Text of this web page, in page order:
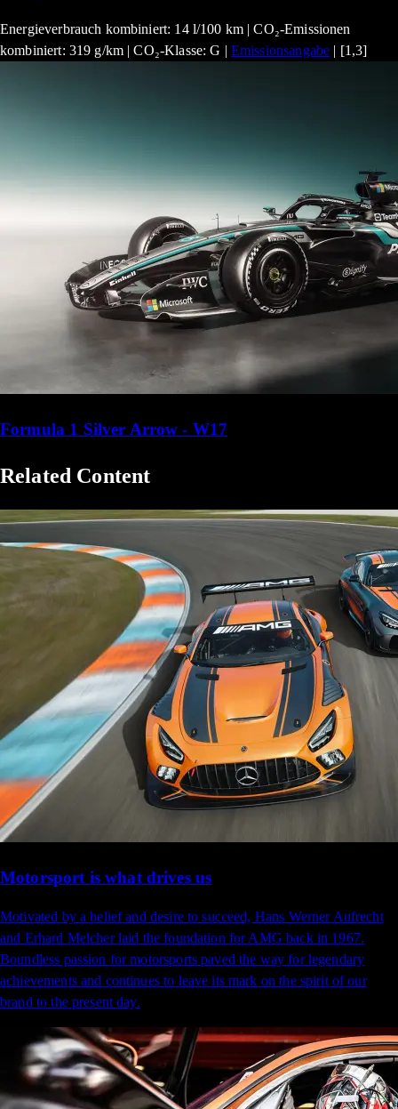
Energieverbrauch kombiniert: 14 l/100 km | CO₂-Emissionen
kombiniert: 319 g/km | CO₂-Klasse: G | Emissionsangabe | [1,3]
Formula 1 Silver Arrow - W17
Related Content
Motorsport is what drives us
Motivated by a belief and desire to succeed, Hans Werner Aufrecht
and Erhard Melcher laid the foundation for AMG back in 1967.
Boundless passion for motorsports paved the way for legendary
achievements and continues to leave its mark on the spirit of our
brand to the present day.